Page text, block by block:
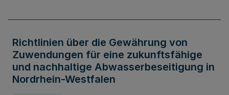
Richtlinien über die Gewährung von
Zuwendungen für eine zukunftsfähige
und nachhaltige Abwasserbeseitigung in
Nordrhein-Westfalen